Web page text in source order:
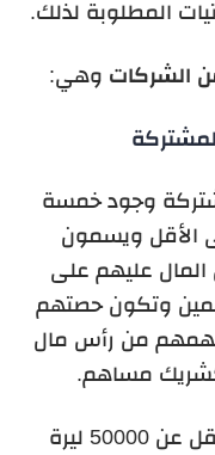
المطلوبة لذلك.
الشركات وهي:
وجود خمسة
الأقل ويسمون
عليهم على
وتكون حصتهم
من رأس مال
مساهم.
ويجب ان يكون رأس المال لا يقل عن 50000 ليرة